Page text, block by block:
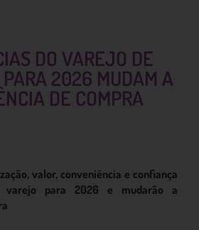
DO VAREJO DE
2026 MUDAM A
DE COMPRA
valor, conveniência e confiança
varejo para 2026 e mudarão a